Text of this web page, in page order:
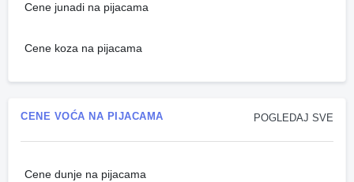
Cene junadi na pijacama
Cene koza na pijacama
POGLEDAJ SVE
CENE VOĆA NA PIJACAMA
Cene dunje na pijacama